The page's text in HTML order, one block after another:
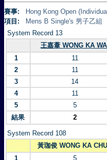
賽事:
Hong Kong Open
項目:
Mens B Single's 男子乙組
System Record 13
王嘉葦 WONG KA WAI
1
11
2
11
3
14
4
11
5
5
結果
2
System Record 108
黃珈俊 WONG KA
1
5